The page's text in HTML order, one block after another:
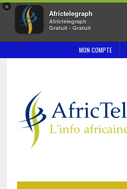
×
Africtelegraph
Africtelegraph
Gratuit - Gratuit
MON COMPTE